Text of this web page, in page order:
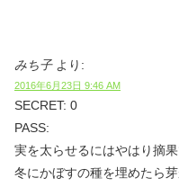
みち子 より:
2016年6月23日 9:46 AM
SECRET: 0
PASS:
実を太らせるにはやはり摘
冬にかぼすの種を埋めたら